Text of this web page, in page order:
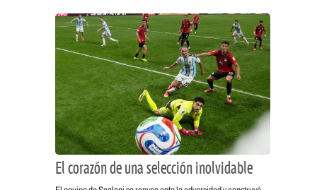
El corazón de una selección inolvidable